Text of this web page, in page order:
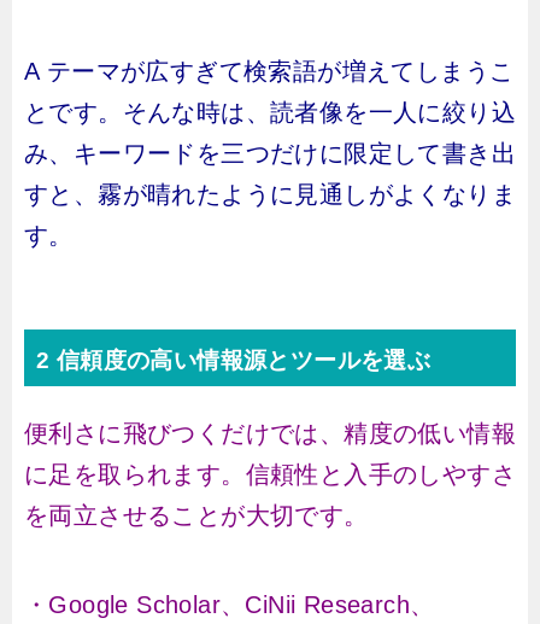
A テーマが広すぎて検索語が増えてしまうこ
とです。そんな時は、読者像を一人に絞り込
み、キーワードを三つだけに限定して書き出
すと、霧が晴れたように見通しがよくなりま
す。
2 信頼度の高い情報源とツールを選ぶ
便利さに飛びつくだけでは、精度の低い情報
に足を取られます。信頼性と入手のしやすさ
を両立させることが大切です。
・Google Scholar、CiNii Research、